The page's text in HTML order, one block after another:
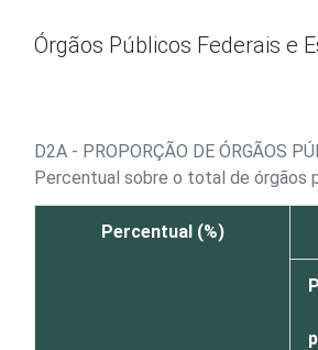
Órgãos Públicos Federais e
D2A - PROPORÇÃO DE ÓRGÃOS
Percentual sobre o total de órgãos
Percentual (%)